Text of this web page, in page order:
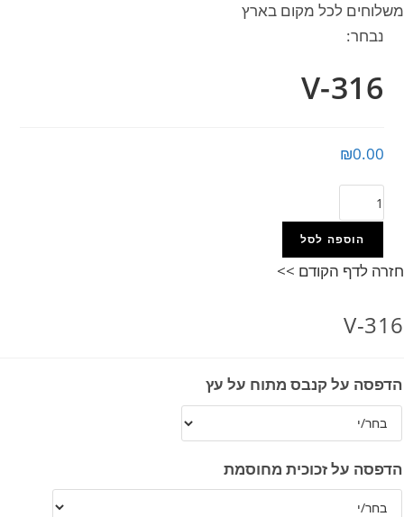
משלוחים לכל מקום בארץ
נבחר:
V-316
₪0.00
של
316
הוספה לסל
חזרה לדף הקודם >>
V-316
הדפסה על קנבס מתוח על עץ
הדפסה על זכוכית מחוסמת